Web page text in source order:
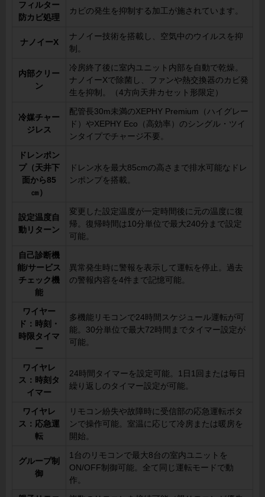
フィルター
防カビ処理
カビの発生を抑制する加工が施されています。
ナノイーX
ナノイー技術を搭載し、空気中のウイルスを抑
制。
内部クリー
ン
冷房終了後に室内ユニット内部を自動で乾燥。
ナノイーXで除菌し、ファンや熱交換器のカビ発
生を抑制。（4方向天井カセット形限定）
冷媒チャー
ジレス
配管長30m未満のXEPHY Premium（ハイグレー
ド）やXEPHY Eco（高効率）のシングル・ツイ
ンタイプでチャージ不要。
ドレンポン
プ（天井下
面から85
㎝）
ドレン水を最大85cmの高さまで排水可能なドレ
ンポンプを搭載。
設定温度自
動リターン
変更した設定温度が一定時間後に元の温度に復
帰。復帰時間は10分単位で最大240分まで設定
可能。
自己診断機
能/サービス
チェック機
能
異常発生時に警報を表示して運転を停止。過去
の警報内容を4件まで記憶可能。
ワイヤー
ド：時刻・
時限タイマ
ー
多機能リモコンで24時間スケジュール運転が可
能。30分単位で最大72時間までタイマー設定が
可能。
ワイヤレ
ス：時刻タ
イマー
24時間タイマーを設定可能。1日1回または毎日
繰り返しのタイマー設定が可能。
ワイヤレ
ス：応急運
転
リモコン紛失や故障時に受信部の応急運転ボタ
ンで操作可能。室温に応じて冷房または暖房を
開始。
グループ制
御
1台のリモコンで最大8台の室内ユニットを
ON/OFF制御可能。全て同じ運転モードで動
作。